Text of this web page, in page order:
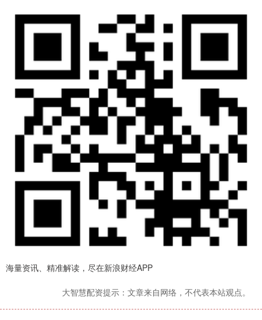
海量资讯、精准解读，尽在新浪财经APP
大智慧配资提示：文章来自网络，不代表本站观点。